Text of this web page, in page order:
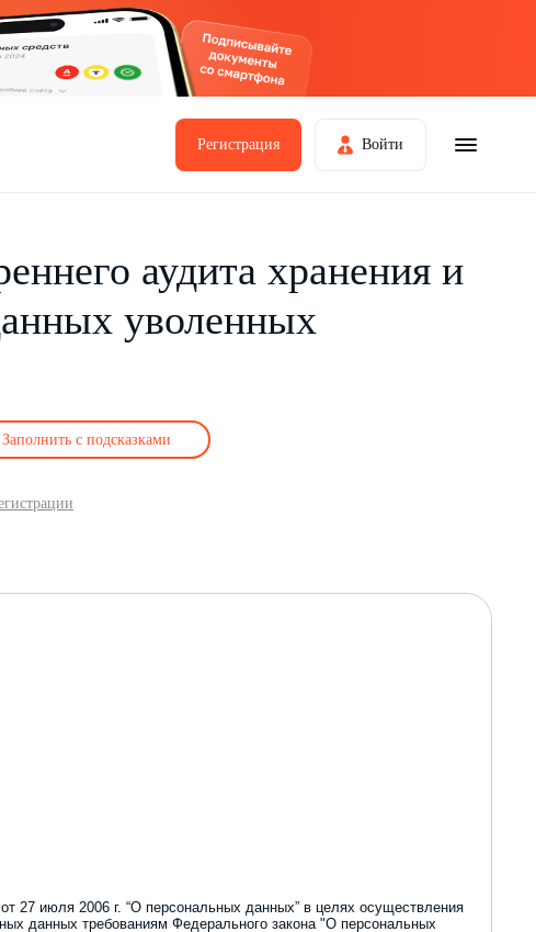
Регистрация Войти
аудита хранения и
уволенных
Заполнить с подсказками
от 27 июля 2006 г. “О персональных данных” в целях осуществления
данных требованиям Федерального закона "О персональных